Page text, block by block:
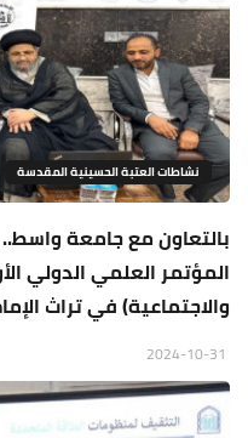
نشاطات العتبة الحسينية المقدسة
بالتعاون مع جامعة
المؤتمر العلمي الدولي
والاجتماعية) في تراث